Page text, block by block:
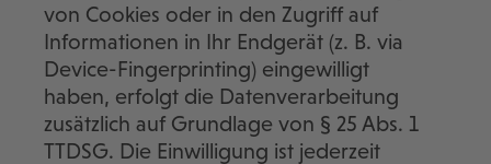
von Cookies oder in den Zugriff auf
Informationen in Ihr Endgerät (z. B. via
Device-Fingerprinting) eingewilligt
haben, erfolgt die Datenverarbeitung
zusätzlich auf Grundlage von § 25 Abs. 1
TTDSG. Die Einwilligung ist jederzeit